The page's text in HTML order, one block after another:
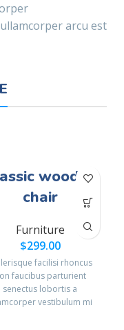
arcu est
wooden
chair
Furniture
$299.00
facilisi rhoncus
faucibus parturient
senectus lobortis a
vestibulum mi